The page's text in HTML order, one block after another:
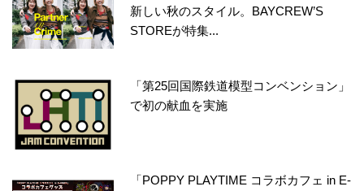
新しい秋のスタイル。BAYCREW’S
STOREが特集...
「第25回国際鉄道模型コンベンション」
で初の献血を実施
「POPPY PLAYTIME コラボカフェ in E-